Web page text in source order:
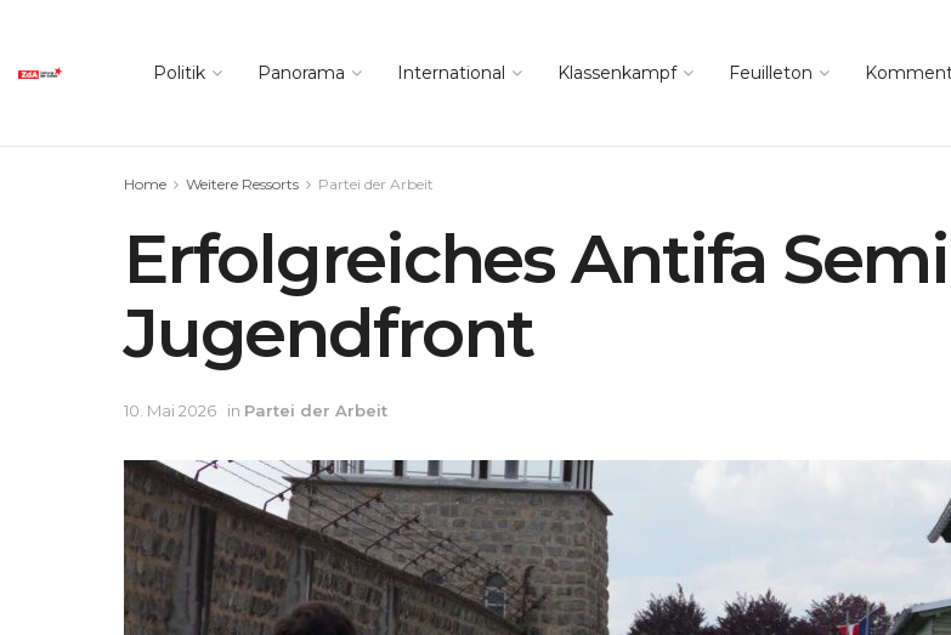
Politik Panorama International Klassenkampf Feuilleton
Home Weitere Ressorts Partei der Arbeit
Erfolgreiches Antifa
Jugendfront
10. Mai 2026 in Partei der Arbeit